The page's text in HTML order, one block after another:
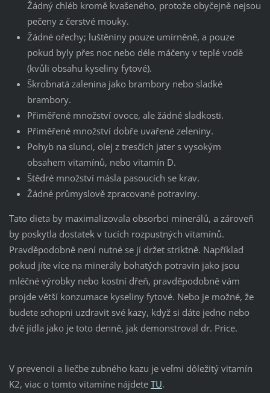
Žádný chléb kromě kvašeného, protože obyčejně nejsou
pečeny z čerstvé mouky.
Žádné ořechy; luštěniny pouze umírněně, a pouze
pokud byly přes noc nebo déle máčeny v teplé vodě
(kvůli obsahu kyseliny fytové).
Škrobnatá zalenina jako brambory nebo sladké
brambory.
Přiměřené množství ovoce, ale žádné sladkosti.
Přiměřené množství dobře uvařené zeleniny.
Pohyb na slunci, olej z tresčích jater s vysokým
obsahem vitamínů, nebo vitamín D.
Štědré množství másla pasoucích se krav.
Žádné průmyslově zpracované potraviny.
Tato dieta by maximalizovala obsorbci minerálů, a zároveň
by poskytla dostatek v tucích rozpustných vitamínů.
Pravděpodobně není nutné se jí držet striktně. Například
pokud jíte více na minerály bohatých potravin jako jsou
mléčné výrobky nebo kostní dřeň, pravděpodobně vám
projde větší konzumace kyseliny fytové. Nebo je možné, že
budete schopni uzdravit své kazy, když si dáte jedno nebo
dvě jídla jako je toto denně, jak demonstroval dr. Price.
V prevencii a liečbe zubného kazu je veľmi dôležitý vitamín
K2, viac o tomto vitamíne nájdete TU.